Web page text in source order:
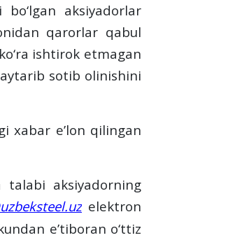
aksiyadorlar
qarorlar qabul
ishtirok etmagan
sotib olinishini
xabar eʼlon qilingan
talabi aksiyadorning
elektron
eʼtiboran o‘ttiz